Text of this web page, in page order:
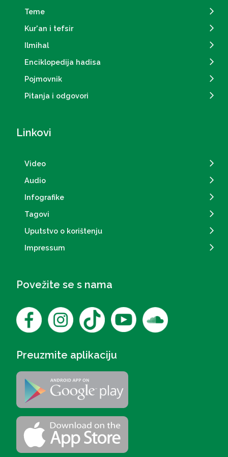
Teme
Kur'an i tefsir
Ilmihal
Enciklopedija hadisa
Pojmovnik
Pitanja i odgovori
Linkovi
Video
Audio
Infografike
Tagovi
Uputstvo o korištenju
Impressum
Povežite se s nama
Preuzmite aplikaciju